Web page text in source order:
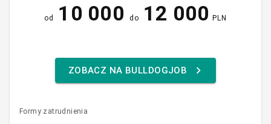
od 10 000 do 12 000 PLN
ZOBACZ NA BULLDOGJOB
Formy zatrudnienia